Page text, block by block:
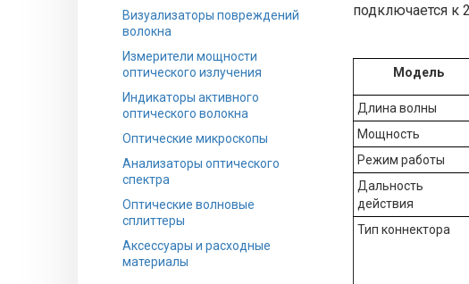
Визуализаторы повреждений
волокна
Измерители мощности
оптического излучения
Индикаторы активного
оптического волокна
Оптические микроскопы
Анализаторы оптического
спектра
Оптические волновые
сплиттеры
Аксессуары и расходные
материалы
подключается к
Модель
Длина волны
Мощность
Режим работы
Дальность
действия
Тип коннектора